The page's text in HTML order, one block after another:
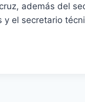
además del
y el secretario